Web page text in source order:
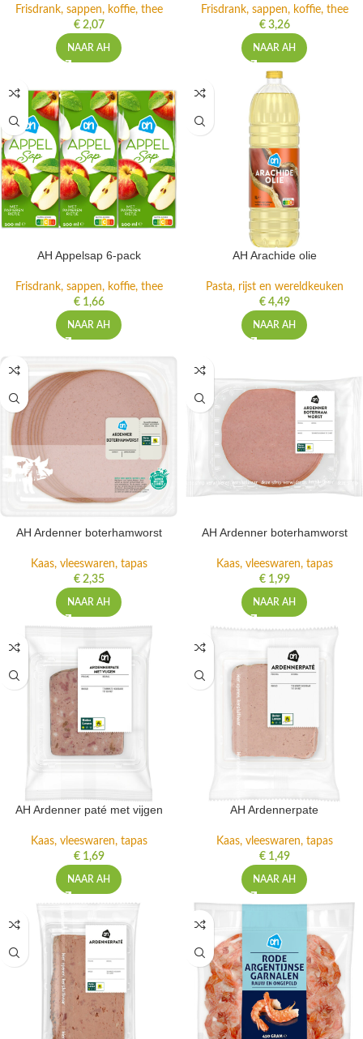
Frisdrank, sappen, koffie, thee
€2,07
NAAR AH
Frisdrank, sappen, koffie, thee
€3,26
NAAR AH
AH Appelsap 6-pack
Frisdrank, sappen, koffie, thee
€1,66
NAAR AH
AH Arachide olie
Pasta, rijst en wereldkeuken
€4,49
NAAR AH
AH Ardenner boterhamworst
Kaas, vleeswaren, tapas
€2,35
NAAR AH
AH Ardenner boterhamworst
Kaas, vleeswaren, tapas
€1,99
NAAR AH
AH Ardenner paté met vijgen
Kaas, vleeswaren, tapas
€1,69
NAAR AH
AH Ardennerpate
Kaas, vleeswaren, tapas
€1,49
NAAR AH